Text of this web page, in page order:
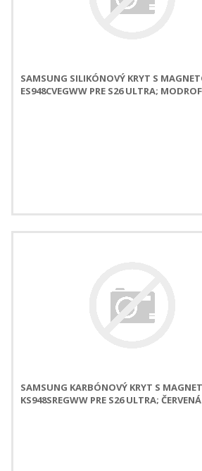
SAMSUNG SILIKÓNOVÝ KRYT S
ES948CVEGWW PRE S26 ULTRA;
SAMSUNG KARBÓNOVÝ KRYT S
KS948SREGWW PRE S26 ULTRA; ČERVENÁ